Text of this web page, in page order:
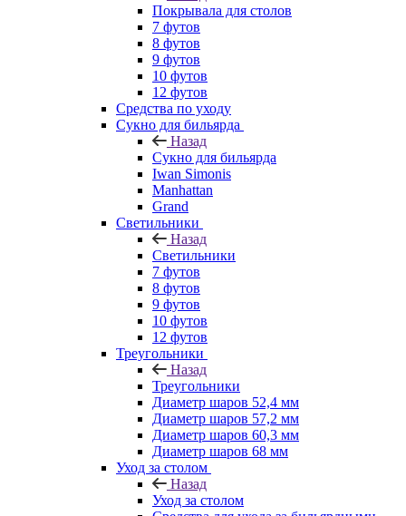
Покрывала для столов
7 футов
8 футов
9 футов
10 футов
12 футов
Средства по уходу
Сукно для бильярда
Назад
Сукно для бильярда
Iwan Simonis
Manhattan
Grand
Светильники
Назад
Светильники
7 футов
8 футов
9 футов
10 футов
12 футов
Треугольники
Назад
Треугольники
Диаметр шаров 52,4 мм
Диаметр шаров 57,2 мм
Диаметр шаров 60,3 мм
Диаметр шаров 68 мм
Уход за столом
Назад
Уход за столом